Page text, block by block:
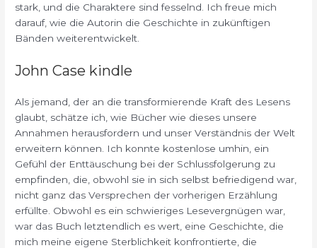
stark, und die Charaktere sind fesselnd. Ich freue mich
darauf, wie die Autorin die Geschichte in zukünftigen
Bänden weiterentwickelt.
John Case kindle
Als jemand, der an die transformierende Kraft des Lesens
glaubt, schätze ich, wie Bücher wie dieses unsere
Annahmen herausfordern und unser Verständnis der Welt
erweitern können. Ich konnte kostenlose umhin, ein
Gefühl der Enttäuschung bei der Schlussfolgerung zu
empfinden, die, obwohl sie in sich selbst befriedigend war,
nicht ganz das Versprechen der vorherigen Erzählung
erfüllte. Obwohl es ein schwieriges Lesevergnügen war,
war das Buch letztendlich es wert, eine Geschichte, die
mich meine eigene Sterblichkeit konfrontierte, die